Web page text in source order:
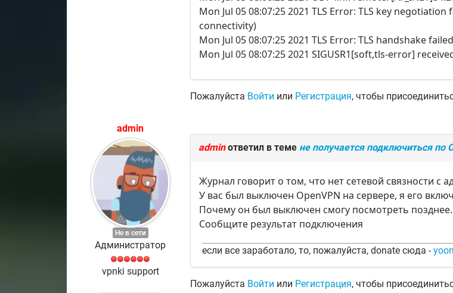
Mon Jul 05 08:07:25 2021 TLS Error: TLS key
connectivity)
Mon Jul 05 08:07:25 2021 TLS Error: TLS handshake failed
Mon Jul 05 08:07:25 2021 SIGUSR1[soft,tls-error]
Пожалуйста Войти или Регистрация, чтобы
admin
Не в сети
Администратор
vpnki support
adminответил в теме не получается подключиться по
Журнал говорит о том, что нет сетевой связности с
У вас был выключен OpenVPN на сервере, я его
Почему он был выключен смогу посмотреть позднее.
Сообщите результат подключения
если все заработало, то, пожалуйста, donate сюда -
Пожалуйста Войти или Регистрация, чтобы